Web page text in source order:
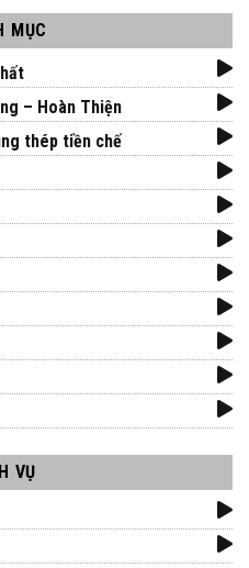
MỤC
– Hoàn Thiện
thép tiền chế
VỤ